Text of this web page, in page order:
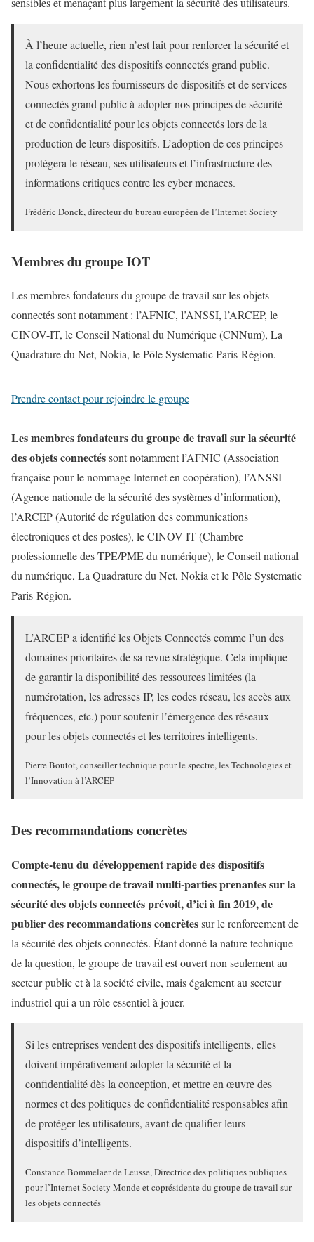
À l’heure actuelle, rien n’est fait pour renforcer la sécurité et
la confidentialité des dispositifs connectés grand public.
Nous exhortons les fournisseurs de dispositifs et de services
connectés grand public à adopter nos principes de sécurité
et de confidentialité pour les objets connectés lors de la
production de leurs dispositifs. L’adoption de ces principes
protégera le réseau, ses utilisateurs et l’infrastructure des
informations critiques contre les cyber menaces.
Frédéric Donck, directeur du bureau européen de l’Internet Society
Membres du groupe IOT
Les membres fondateurs du groupe de travail sur les objets
connectés sont notamment : l’AFNIC, l’ANSSI, l’ARCEP, le
CINOV-IT, le Conseil National du Numérique (CNNum), La
Quadrature du Net, Nokia, le Pôle Systematic Paris-Région.
Prendre contact pour rejoindre le groupe
Les membres fondateurs du groupe de travail sur la sécurité
des objets connectéssont notamment l’AFNIC (Association
française pour le nommage Internet en coopération), l’ANSSI
(Agence nationale de la sécurité des systèmes d’information),
l’ARCEP (Autorité de régulation des communications
électroniques et des postes), le CINOV-IT (Chambre
professionnelle des TPE/PME du numérique), le Conseil national
du numérique, La Quadrature du Net, Nokia et le Pôle Systematic
Paris-Région.
L’ARCEP a identifié les Objets Connectés comme l’un des
domaines prioritaires de sa revue stratégique. Cela implique
de garantir la disponibilité des ressources limitées (la
numérotation, les adresses IP, les codes réseau, les accès aux
fréquences, etc.) pour soutenir l’émergence des réseaux
pour les objets connectés et les territoires intelligents.
Pierre Boutot, conseiller technique pour le spectre, les Technologies et
l’Innovation à l’ARCEP
Des recommandations concrètes
Compte-tenu du développement rapide des dispositifs
connectés, le groupe de travail multi-parties prenantes sur la
sécurité des objets connectés prévoit, d’ici à fin 2019, de
publier des recommandations concrètessur le renforcement de
la sécurité des objets connectés. Étant donné la nature technique
de la question, le groupe de travail est ouvert non seulement au
secteur public et à la société civile, mais également au secteur
industriel qui a un rôle essentiel à jouer.
Si les entreprises vendent des dispositifs intelligents, elles
doivent impérativement adopter la sécurité et la
confidentialité dès la conception, et mettre en œuvre des
normes et des politiques de confidentialité responsables afin
de protéger les utilisateurs, avant de qualifier leurs
dispositifs d’intelligents.
Constance Bommelaer de Leusse, Directrice des politiques publiques
pour l’Internet Society Monde et coprésidente du groupe de travail sur
les objets connectés